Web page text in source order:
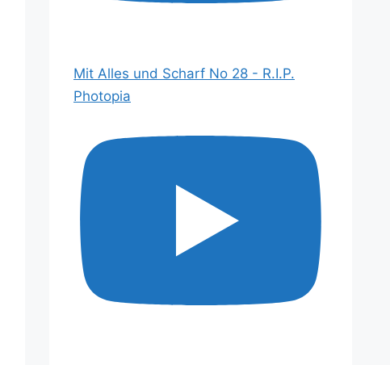
Mit Alles und Scharf No 28 - R.I.P.
Photopia